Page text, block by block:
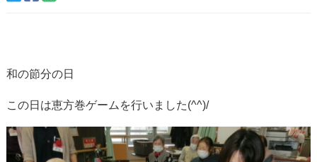
和の節分の日
この日は恵方巻ゲームを行いました(^^)/